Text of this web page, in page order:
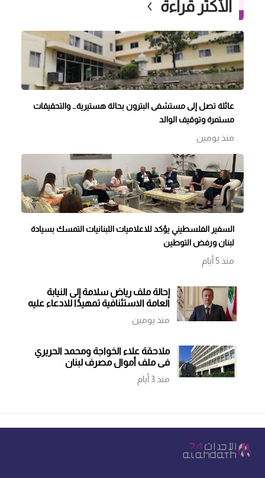
الأكثر قراءة
عائلة تصل إلى مستشفى البترون بحالة هستيرية… والتحقيقات
مستمرة وتوقيف الوالد
منذ يومين
السفير الفلسطيني يؤكد للاعلاميات اللبنانيات التمسك بسيادة
لبنان ورفض التوطين
منذ 5 أيام
إحالة ملف رياض سلامة إلى النيابة
العامة الاستئنافية تمهيدًا للادعاء عليه
منذ يومين
ملاحقة علاء الخواجة ومحمد الحريري
في ملف أموال مصرف لبنان
منذ 3 أيام